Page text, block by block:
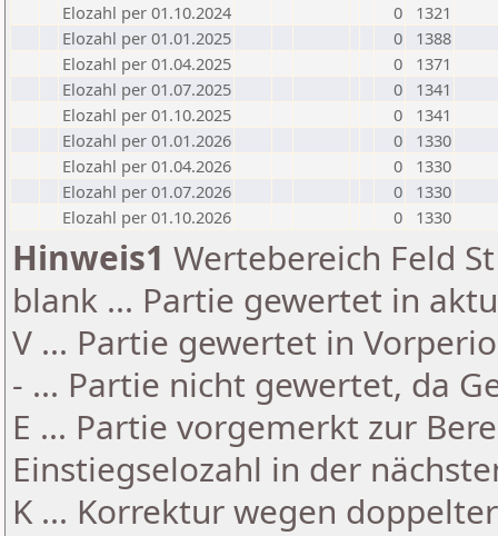
Elozahl per 01.10.2024
0
1321
Elozahl per 01.01.2025
0
1388
Elozahl per 01.04.2025
0
1371
Elozahl per 01.07.2025
0
1341
Elozahl per 01.10.2025
0
1341
Elozahl per 01.01.2026
0
1330
Elozahl per 01.04.2026
0
1330
Elozahl per 01.07.2026
0
1330
Elozahl per 01.10.2026
0 1330
Hinweis1 Wertebereich Feld
blank ... Partie gewertet in
V ... Partie gewertet in
- ... Partie nicht gewertet, da
E ... Partie vorgemerkt zur
Einstiegselozahl in der
K ... Korrektur wegen